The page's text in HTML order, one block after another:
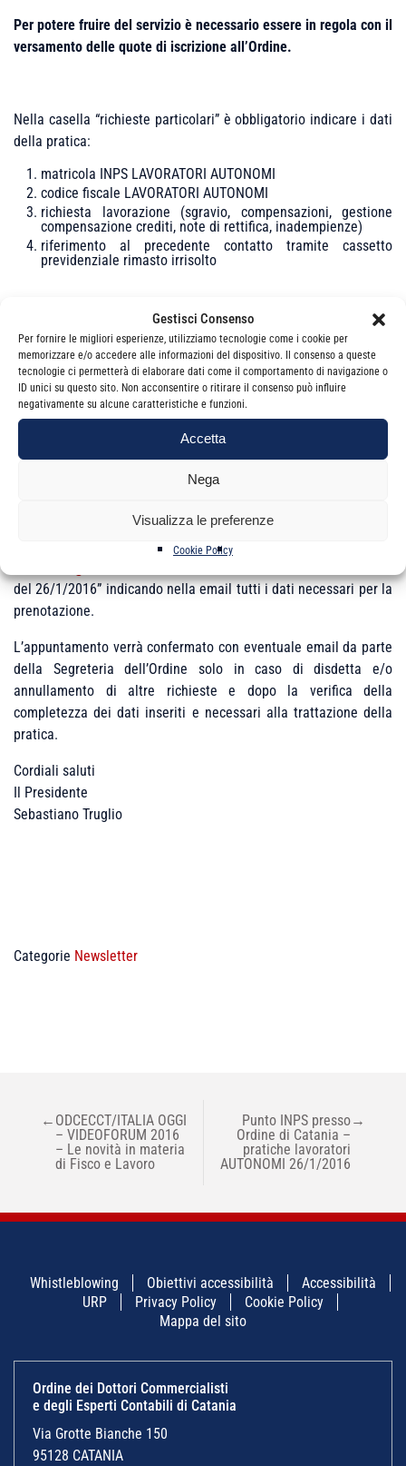
Gestisci Consenso
Per fornire le migliori esperienze, utilizziamo tecnologie come i cookie per
memorizzare e/o accedere alle informazioni del dispositivo. Il consenso a queste
tecnologie ci permetterà di elaborare dati come il comportamento di navigazione o
ID unici su questo sito. Non acconsentire o ritirare il consenso può influire
negativamente su alcune caratteristiche e funzioni.
Accetta
Nega
Visualizza le preferenze
Cookie Policy
Per potere fruire del servizio è necessario essere in regola con il
versamento delle quote di iscrizione all’Ordine.
Nella casella “richieste particolari” è obbligatorio indicare i dati
della pratica:
matricola INPS LAVORATORI AUTONOMI
codice fiscale LAVORATORI AUTONOMI
richiesta lavorazione (sgravio, compensazioni, gestione
compensazione crediti, note di rettifica, inadempienze)
riferimento al precedente contatto tramite cassetto
previdenziale rimasto irrisolto
l’impossibilità di confermare l’appuntamento da parte dell’Ente.
L’appuntamento verrà confermato con email dalla Segreteria
dell’Ordine solo dopo la verifica del rispetto della completezza e
correttezza dei dati inseriti e necessari alla trattazione della
pratica segnalata.
numero massimo è raggiunto, è possibile richiedere
l’inserimento in lista d’attesa inviando email all’indirizzo
del 26/1/2016” indicando nella email tutti i dati necessari per la
prenotazione.
L’appuntamento verrà confermato con eventuale email da parte
della Segreteria dell’Ordine solo in caso di disdetta e/o
annullamento di altre richieste e dopo la verifica della
completezza dei dati inseriti e necessari alla trattazione della
pratica.
Cordiali saluti
Il Presidente
Sebastiano Truglio
Categorie Newsletter
NAVIGAZIONE
ARTICOLI
← ODCECCT/ITALIA OGGI
– VIDEOFORUM 2016
– Le novità in materia
di Fisco e Lavoro
Punto INPS presso
Ordine di Catania –
pratiche lavoratori
AUTONOMI 26/1/2016
→
Whistleblowing Obiettivi accessibilità
Accessibilità
URP
Privacy Policy
Cookie Policy
Mappa del sito
Ordine dei Dottori Commercialisti
e degli Esperti Contabili di Catania
Via Grotte Bianche 150
95128 CATANIA